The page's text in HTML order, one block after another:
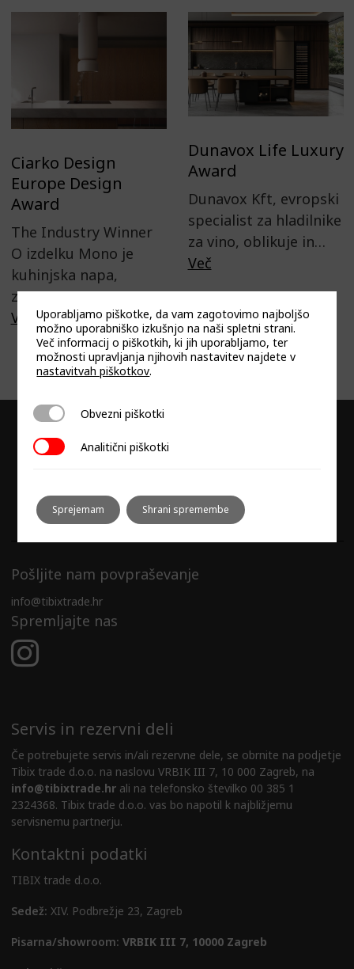
Ciarko Design
Europe Design
Award
The Industry Winner
O izdelku Mono je
kuhinjska napa,
zasnovana…
Več
Dunavox Life Luxury
Award
Dunavox Kft, evropski
specialist za hladilnike
za vino, oblikuje in…
Več
Pošljite nam povpraševanje
info@tibixtrade.hr
Spremljajte nas
Servis in rezervni deli
Če potrebujete servis in/ali rezervne dele, se obrnite na podjetje
Tibix trade d.o.o. na naslovu VRBIK III 7, 10 000 Zagreb, na
info@tibixtrade.hrali na telefonsko številko 00 385 1
2324368. Tibix trade d.o.o. vas bo napotil k najbližjemu
servisnemu partnerju.
Kontaktni podatki
TIBIX trade d.o.o.
Sedež: XIV. Podbrežje 23, Zagreb
Pisarna/showroom: VRBIK III 7, 10000 Zagreb
Uporabljamo piškotke, da vam zagotovimo najboljšo
možno uporabniško izkušnjo na naši spletni strani.
Več informacij o piškotkih, ki jih uporabljamo, ter
možnosti upravljanja njihovih nastavitev najdete v
nastavitvah piškotkov.
Obvezni piškotki
Obvezni piškotki
Analitični piškotki
Analitični piškotki
Sprejemam Shrani spremembe